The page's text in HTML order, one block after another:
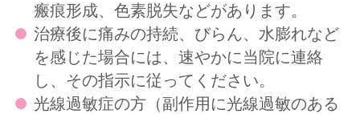
瘢痕形成、色素脱失などがあります。
治療後に痛みの持続、びらん、水膨れなど
を感じた場合には、速やかに当院に連絡
し、その指示に従ってください。
光線過敏症の方（副作用に光線過敏のある